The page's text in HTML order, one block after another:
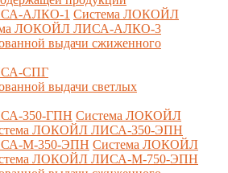
AЛКО-1 Система ЛОКОЙЛ
ЛОКОЙЛ ЛИСА-АЛКО-3
выдачи сжиженного
СПГ
выдачи светлых
350-ГПН Система ЛОКОЙЛ
ЛОКОЙЛ ЛИСА-350-ЭПН
М-350-ЭПН Система ЛОКОЙЛ
ЛОКОЙЛ ЛИСА-М-750-ЭПН